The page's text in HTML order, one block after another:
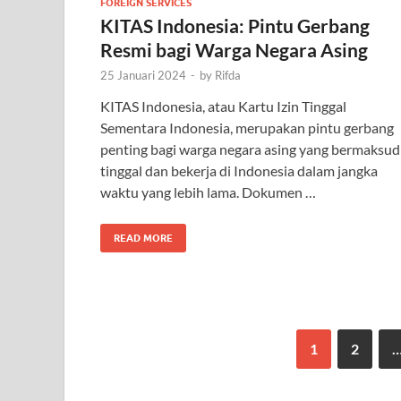
FOREIGN SERVICES
KITAS Indonesia: Pintu Gerbang
Resmi bagi Warga Negara Asing
25 Januari 2024 - by Rifda
KITAS Indonesia, atau Kartu Izin Tinggal
Sementara Indonesia, merupakan pintu gerbang
penting bagi warga negara asing yang bermaksud
tinggal dan bekerja di Indonesia dalam jangka
waktu yang lebih lama. Dokumen …
READ MORE
1 2